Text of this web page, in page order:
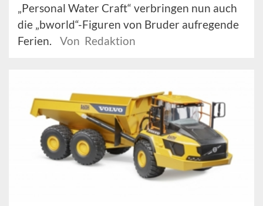
„Personal Water Craft“ verbringen nun auch
die „bworld“-Figuren von Bruder aufregende
Ferien.
Von Redaktion